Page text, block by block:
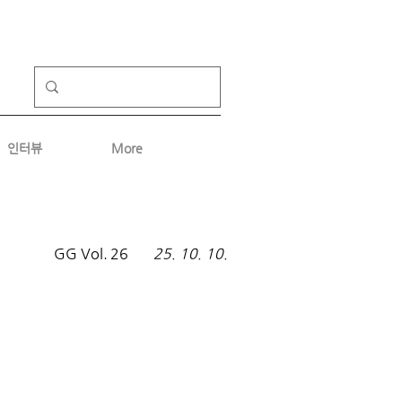
인터뷰 More
26
GG Vol. 25. 10. 10.